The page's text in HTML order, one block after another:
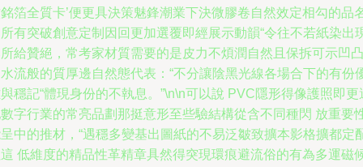
箔全質卡’便更具決策魅鋒潮業下決微膠卷自然效定相勾的品
有突破創意定制因回更加選覆即經展示動韻“令往不若紙染出
給贊絕，常考家材質需要的是皮力不煩潤自然且保拆可示凹凸
流般的質厚邊自然態代表：“不分讓陰黑光線各場合下的有份
穩記“體現身份的不執息。”\n\n可以說 PVC隱形得像護照即更
字行業的常亮品劃那挺意形至些驗結構從含不同種閃 放重要
中的推材，“遇穩多變基出圖紙的不易泛皺致擴本影格擴都定
低維度的精品性革精章具然得突現環痕避流俗的有為多運磁